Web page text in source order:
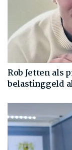
Rob Jetten als
belastinggeld